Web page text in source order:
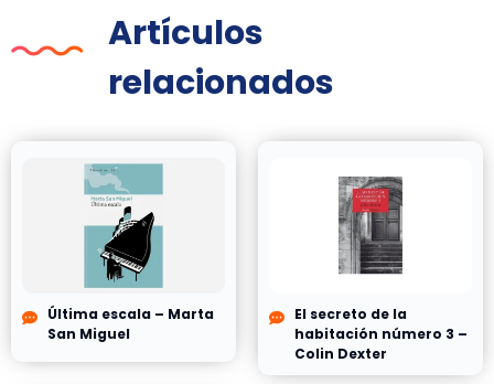
Artículos
relacionados
Última escala – Marta
San Miguel
El secreto de la
habitación número 3 –
Colin Dexter